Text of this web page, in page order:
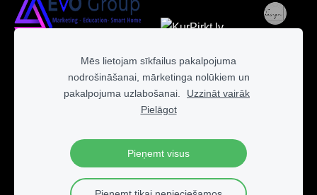
fbq('track', 'ViewContent', { content_ids: ['123'], // 'REQUIRED':
RECOMMENDED: Either product or product_group based on
Mēs lietojam sīkfailus pakalpojuma
nodrošināšanai, mārketinga nolūkiem un
pakalpojuma uzlabošanai.
Uzzināt vairāk
Pielāgot
Pieņemt visus